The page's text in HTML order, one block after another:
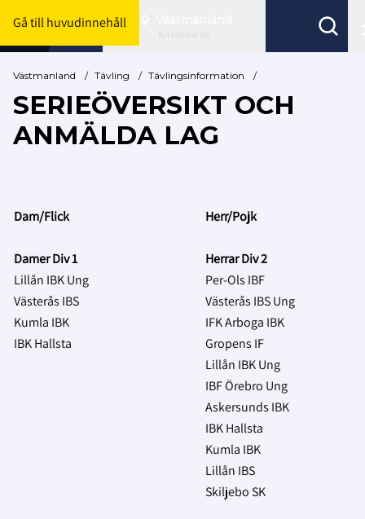
Gå till huvudinnehåll
Byt förbund här
Västmanland / Tävling / Tävlingsinformation /
SERIEÖVERSIKT OCH
ANMÄLDA LAG
Dam/Flick Herr/Pojk
Damer Div 1
Herrar Div 2
Lillån IBK Ung
Per-Ols IBF
Västerås IBS
Västerås IBS Ung
Kumla IBK
IFK Arboga IBK
IBK Hallsta
Gropens IF
Lillån IBK Ung
IBF Örebro Ung
Askersunds IBK
IBK Hallsta
Kumla IBK
Lillån IBS
Skiljebo SK